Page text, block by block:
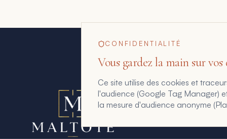
CONFIDENTIALITÉ
Vous gardez la main sur vos
Ce site utilise des cookies et
l'audience (Google Tag Manager)
la mesure d'audience anonyme